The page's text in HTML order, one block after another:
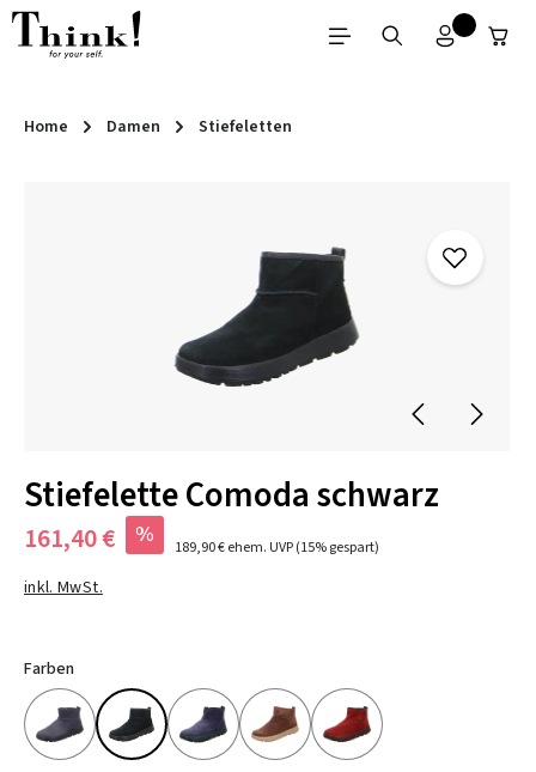
Zum Hauptinhalt springen
Home Damen Stiefeletten
Stiefelette Comoda schwarz
161,40 € % 189,90 €ehem. UVP(15% gespart)
inkl. MwSt.
Farben